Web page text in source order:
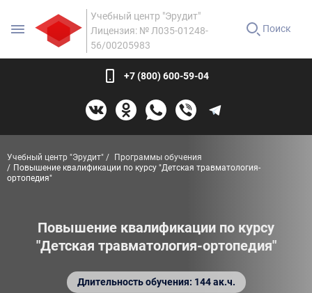
Учебный центр "Эрудит"
Лицензия: № Л035-01248-
56/00205983
Поиск
+7 (800) 600-59-04
Учебный центр "Эрудит"
Программы обучения
Повышение квалификации по курсу "Детская травматология-
ортопедия"
Повышение квалификации по курсу
"Детская травматология-ортопедия"
Длительность обучения: 144 ак.ч.